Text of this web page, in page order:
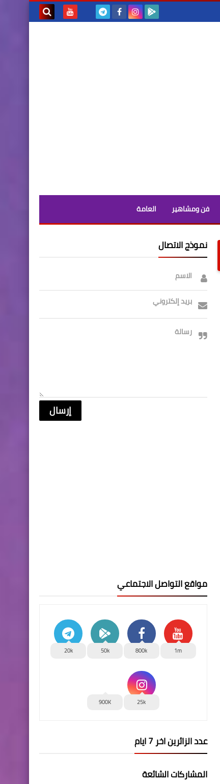
فن ومشاهير العامة
نموذج الاتصال
الاسم
بريد إلكتروني
رسالة
مواقع التواصل الاجتماعي
1m
800k
50k
20k
25k
900K
عدد الزائرين اخر 7 ايام
المشاركات الشائعة